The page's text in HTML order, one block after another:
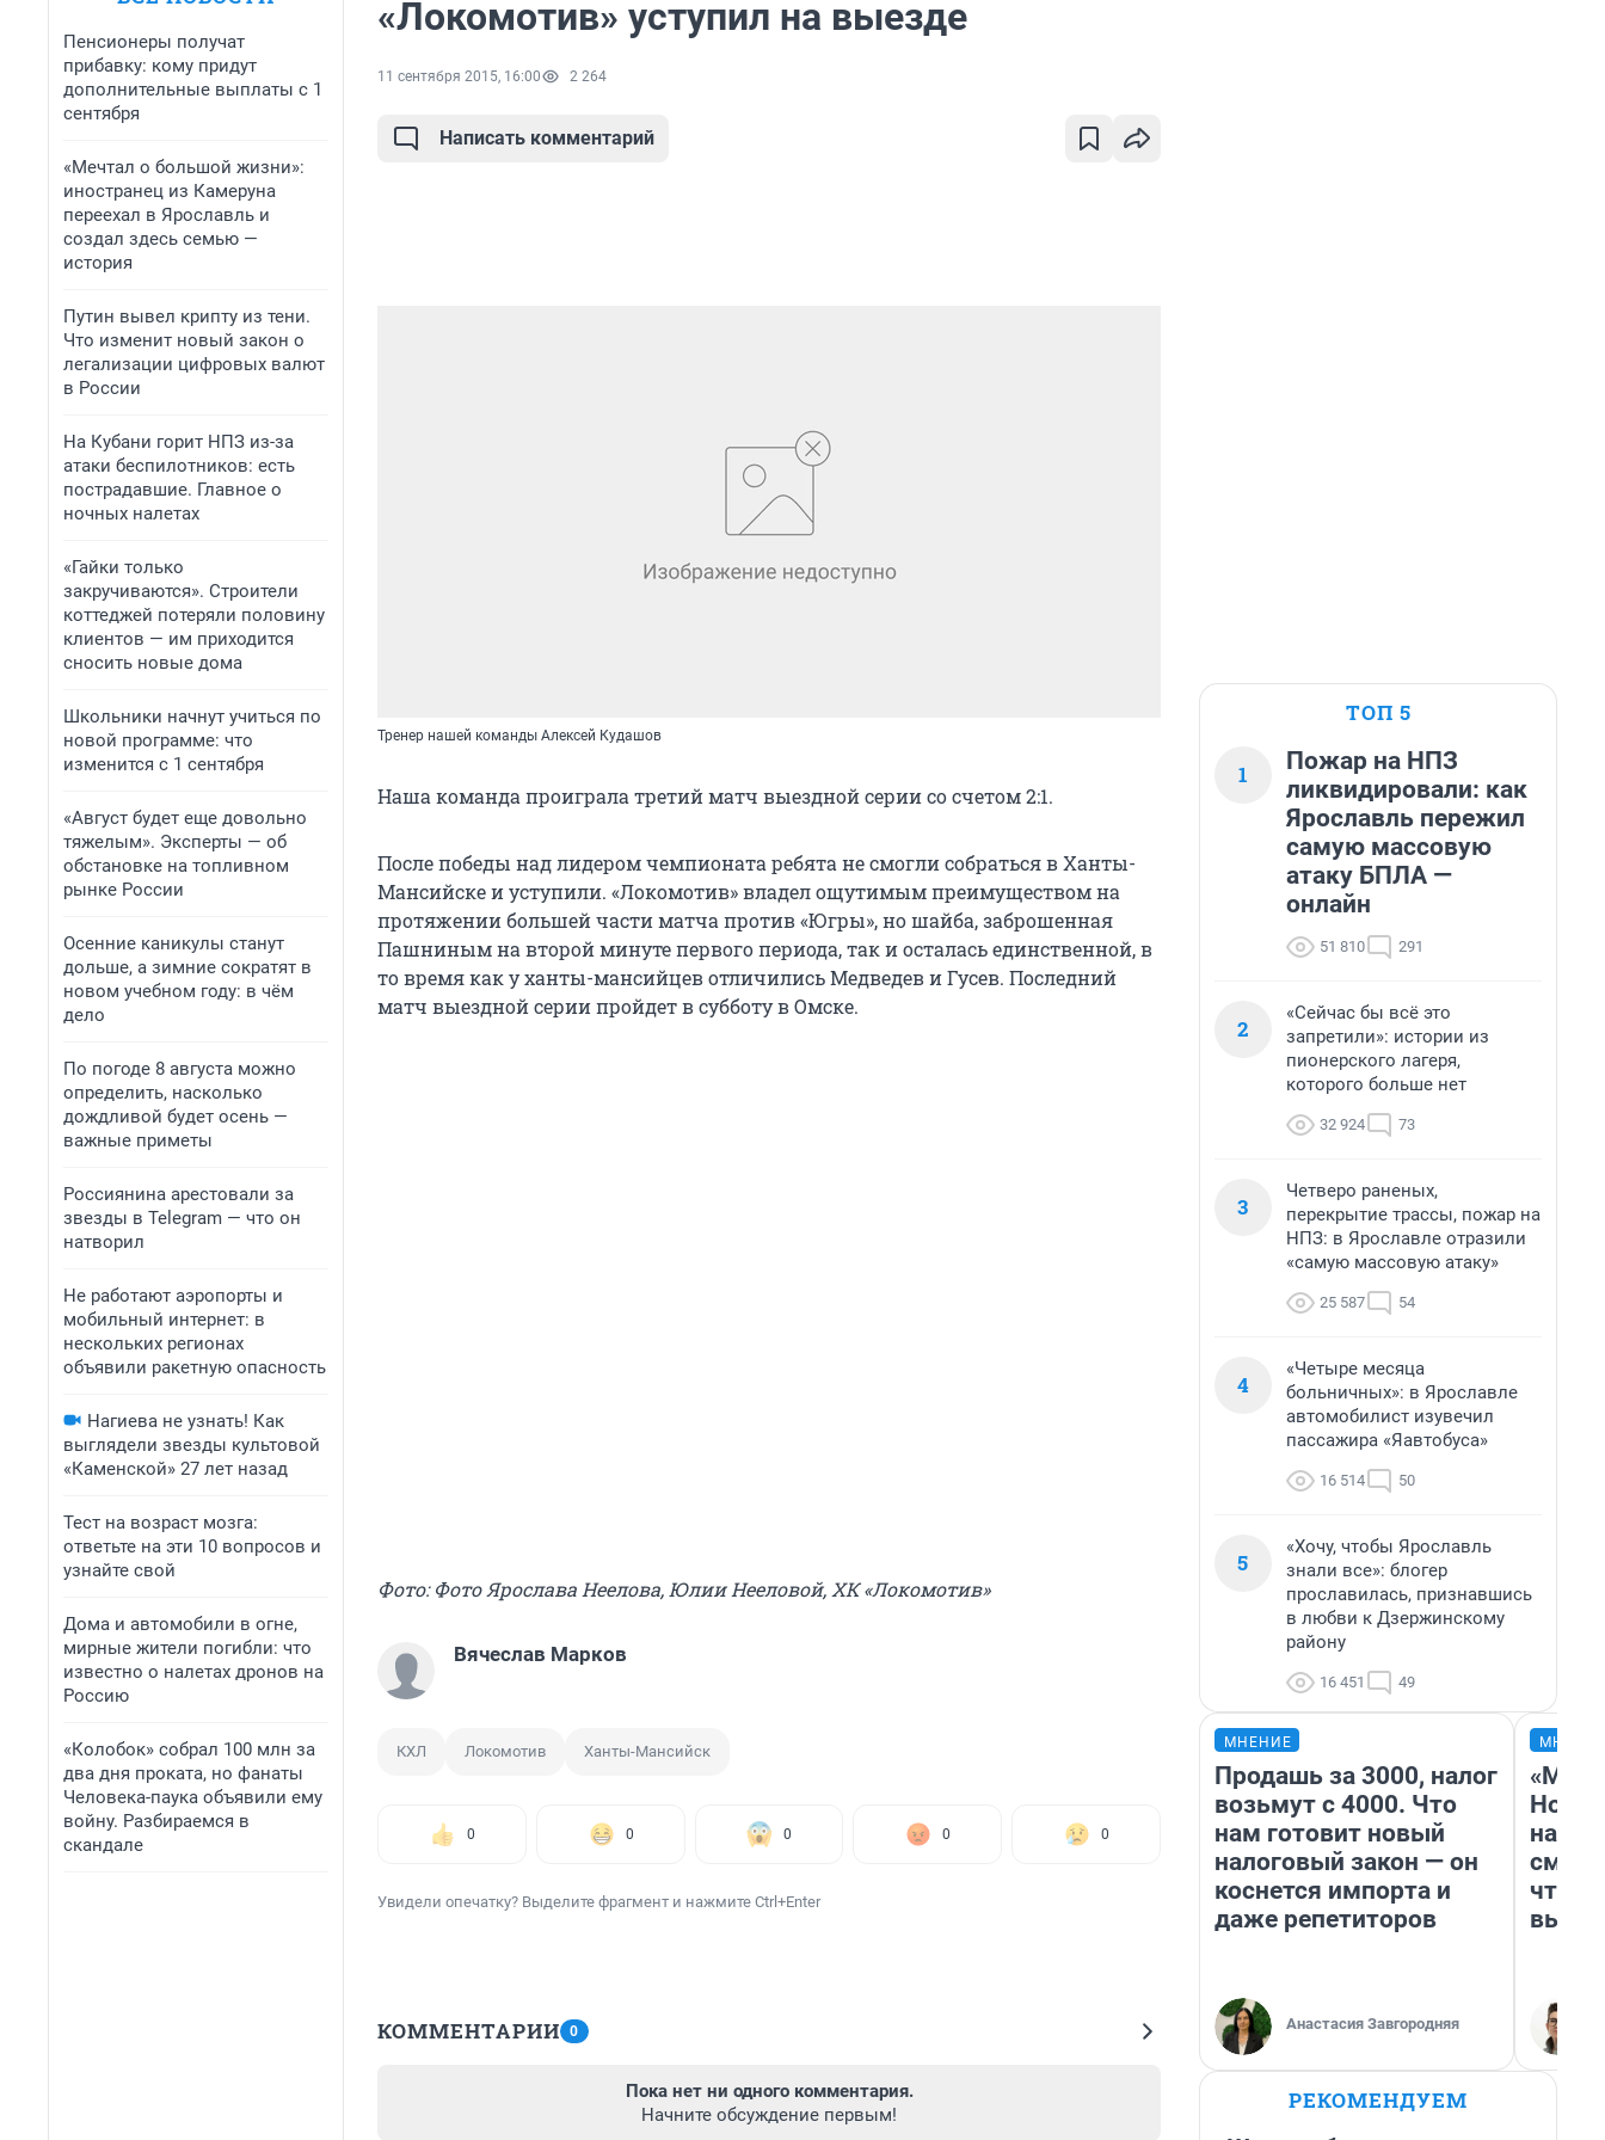
Пенсионеры получат
прибавку: кому придут
дополнительные выплаты с 1
сентября
«Мечтал о большой жизни»:
иностранец из Камеруна
переехал в Ярославль и
создал здесь семью —
история
Путин вывел крипту из тени.
Что изменит новый закон о
легализации цифровых валют
в России
На Кубани горит НПЗ из-за
атаки беспилотников: есть
пострадавшие. Главное о
ночных налетах
«Гайки только
закручиваются». Строители
коттеджей потеряли половину
клиентов — им приходится
сносить новые дома
Школьники начнут учиться по
новой программе: что
изменится с 1 сентября
«Август будет еще довольно
тяжелым». Эксперты — об
обстановке на топливном
рынке России
Осенние каникулы станут
дольше, а зимние сократят в
новом учебном году: в чём
дело
По погоде 8 августа можно
определить, насколько
дождливой будет осень —
важные приметы
Россиянина арестовали за
звезды в Telegram — что он
натворил
Не работают аэропорты и
мобильный интернет: в
нескольких регионах
объявили ракетную опасность
Нагиева не узнать! Как
выглядели звезды культовой
«Каменской» 27 лет назад
Тест на возраст мозга:
ответьте на эти 10 вопросов и
узнайте свой
Дома и автомобили в огне,
мирные жители погибли: что
известно о налетах дронов на
Россию
«Колобок» собрал 100 млн за
два дня проката, но фанаты
Человека-паука объявили ему
войну. Разбираемся в
скандале
«Локомотив» уступил на выезде
11 сентября 2015, 16:00 2 264
Написать комментарий
Тренер нашей команды Алексей Кудашов
Наша команда проиграла третий матч выездной серии со счетом 2:1.
После победы над лидером чемпионата ребята не смогли собраться в Ханты-
Мансийске и уступили. «Локомотив» владел ощутимым преимуществом на
протяжении большей части матча против «Югры», но шайба, заброшенная
Пашниным на второй минуте первого периода, так и осталась единственной, в
то время как у ханты-мансийцев отличились Медведев и Гусев. Последний
матч выездной серии пройдет в субботу в Омске.
Фото: Фото Ярослава Неелова, Юлии Нееловой, ХК «Локомотив»
Вячеслав Марков
КХЛ Локомотив Ханты-Мансийск
0 0 0 0 0
Увидели опечатку? Выделите фрагмент и нажмите Ctrl+Enter
КОММЕНТАРИИ 0
Пока нет ни одного комментария.
Начните обсуждение первым!
ТОП 5
1
Пожар на НПЗ
ликвидировали: как
Ярославль пережил
самую массовую
атаку БПЛА —
онлайн
51 810 291
2
«Сейчас бы всё это
запретили»: истории из
пионерского лагеря,
которого больше нет
32 924 73
3
Четверо раненых,
перекрытие трассы, пожар на
НПЗ: в Ярославле отразили
«самую массовую атаку»
25 587 54
4
«Четыре месяца
больничных»: в Ярославле
автомобилист изувечил
пассажира «Яавтобуса»
16 514 50
5
«Хочу, чтобы Ярославль
знали все»: блогер
прославилась, признавшись
в любви к Дзержинскому
району
16 451 49
МНЕНИЕ
Продашь за 3000, налог
возьмут с 4000. Что
нам готовит новый
налоговый закон — он
коснется импорта и
даже репетиторов
Анастасия Завгородняя
«Мы
РЕКОМЕНДУЕМ